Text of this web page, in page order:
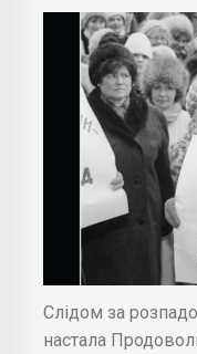
Слідом за
настала